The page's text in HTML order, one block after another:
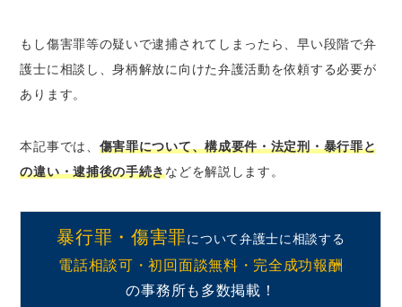
傷害罪は暴行罪の結果的加重犯｜傷害の故意
がなくても成立する
傷害罪・傷害致死罪以外に、傷害が構成要件と
されている犯罪
起訴前勾留～起訴または不起訴
起訴後勾留
公判手続き～判決
もし傷害罪等の疑いで逮捕されてしまったら、早い段階で弁
護士に相談し、身柄解放に向けた弁護活動を依頼する必要が
あります。
本記事では、 傷害罪について、構成要件・法定刑・暴行罪と
の違い・逮捕後の手続きなどを解説します。
暴行罪・傷害罪について弁護士に相談する
電話相談可・初回面談無料・完全成功報酬
の事務所も多数掲載！